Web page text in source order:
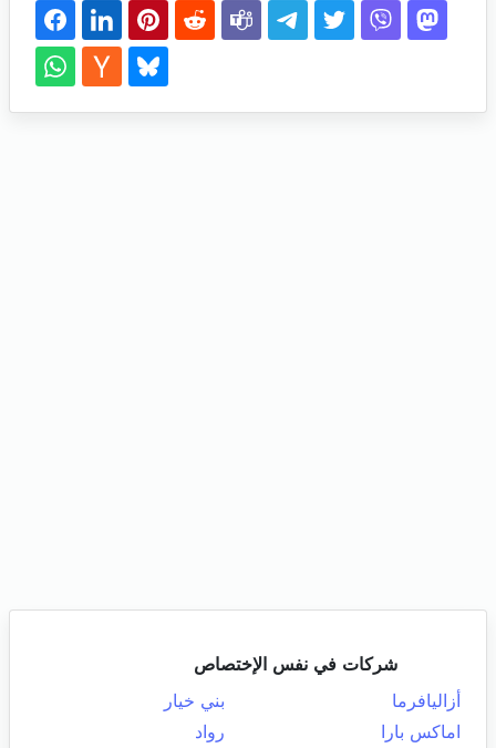
شركات في نفس الإختصاص
أزاليافرما
بني خيار
اماكس بارا
رواد